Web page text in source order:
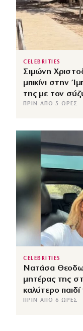
CELEBRITIES
Σιμώνη
μπικίνι στην
της με τον
ΠΡΙΝ ΑΠΌ 5 ΏΡΕΣ
CELEBRITIES
Νατάσα
μητέρας της
καλύτερο
ΠΡΙΝ ΑΠΌ 6 ΏΡΕΣ